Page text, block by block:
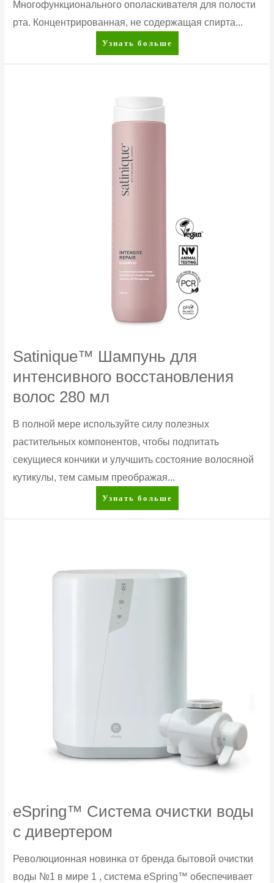
Многофункционального ополаскивателя для полости
рта. Концентрированная, не содержащая спирта...
Glister™
Многофункциональный
Узнать больше
Satinique™ Шампунь для
интенсивного восстановления
волос 280 мл
В полной мере используйте силу полезных
растительных компонентов, чтобы подпитать
секущиеся кончики и улучшить состояние волосяной
кутикулы, тем самым преображая...
Satinique™
Шампунь
волос
Узнать больше
eSpring™ Система очистки воды
с дивертером
Революционная новинка от бренда бытовой очистки
воды №1 в мире 1 , система eSpring™ обеспечивает